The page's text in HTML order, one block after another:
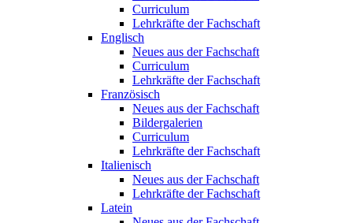
Curriculum
Lehrkräfte der Fachschaft
Englisch
Neues aus der Fachschaft
Curriculum
Lehrkräfte der Fachschaft
Französisch
Neues aus der Fachschaft
Bildergalerien
Curriculum
Lehrkräfte der Fachschaft
Italienisch
Neues aus der Fachschaft
Lehrkräfte der Fachschaft
Latein